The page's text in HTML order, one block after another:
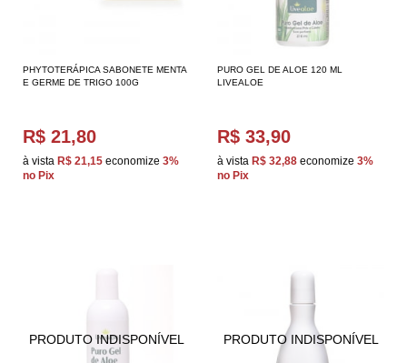
PHYTOTERÁPICA SABONETE MENTA
E GERME DE TRIGO 100G
R$ 21,80
à vista R$ 21,15 economize 3%
no Pix
PURO GEL DE ALOE 120 ML
LIVEALOE
R$ 33,90
à vista R$ 32,88 economize 3%
no Pix